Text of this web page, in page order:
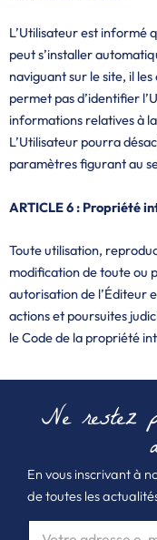
L’Utilisateur est informé
peut s’installer
naviguant sur le site, il
permet pas d’identifier
informations relatives à
L’Utilisateur pourra
paramètres figurant au
ARTICLE 6 : Propriété
Toute utilisation,
modification de toute ou
autorisation de l’Éditeur
actions et poursuites
le Code de la propriété
Ne restez
En vous inscrivant à
de toutes les
E